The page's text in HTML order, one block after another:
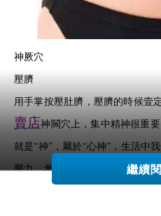
神厥穴
壓臍
用手掌按壓肚臍，壓臍的時候壹
賣店神闕穴上，集中精神很重
就是“神”，屬於“心神”，生活中
壓力，考慮的事情多了，心神就
繼續